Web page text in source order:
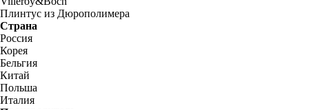
Плинтус из Дюрополимера
Страна
Россия
Корея
Бельгия
Китай
Польша
Италия